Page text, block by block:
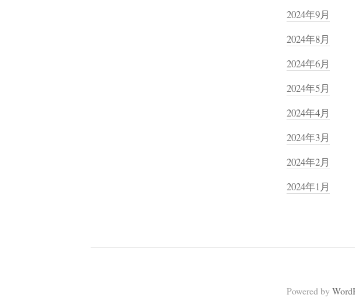
2024年9月
2024年8月
2024年6月
2024年5月
2024年4月
2024年3月
2024年2月
2024年1月
Powered by